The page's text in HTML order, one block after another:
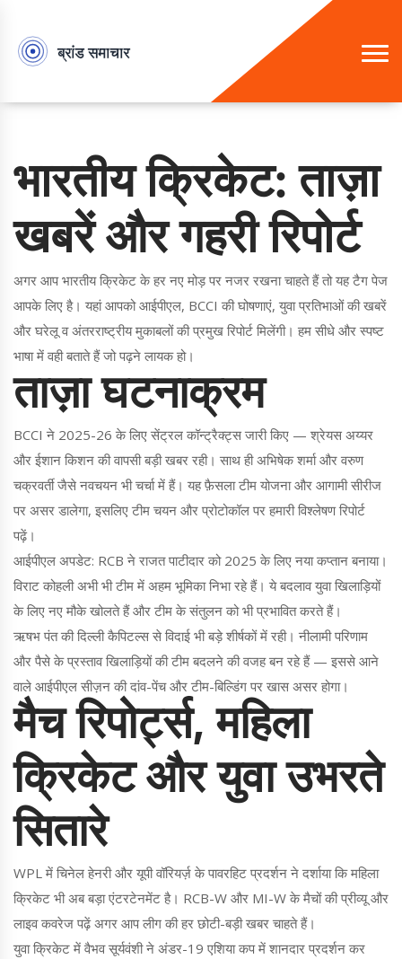
भारतीय क्रिकेट: ताज़ा
खबरें और गहरी रिपोर्ट
अगर आप भारतीय क्रिकेट के हर नए मोड़ पर नजर रखना चाहते हैं तो यह टैग पेज
आपके लिए है। यहां आपको आईपीएल, BCCI की घोषणाएं, युवा प्रतिभाओं की खबरें
और घरेलू व अंतरराष्ट्रीय मुकाबलों की प्रमुख रिपोर्ट मिलेंगी। हम सीधे और स्पष्ट
भाषा में वही बताते हैं जो पढ़ने लायक हो।
ताज़ा घटनाक्रम
BCCI ने 2025-26 के लिए सेंट्रल कॉन्ट्रैक्ट्स जारी किए — श्रेयस अय्यर
और ईशान किशन की वापसी बड़ी खबर रही। साथ ही अभिषेक शर्मा और वरुण
चक्रवर्ती जैसे नवचयन भी चर्चा में हैं। यह फ़ैसला टीम योजना और आगामी सीरीज
पर असर डालेगा, इसलिए टीम चयन और प्रोटोकॉल पर हमारी विश्लेषण रिपोर्ट
पढ़ें।
आईपीएल अपडेट: RCB ने राजत पाटीदार को 2025 के लिए नया कप्तान बनाया।
विराट कोहली अभी भी टीम में अहम भूमिका निभा रहे हैं। ये बदलाव युवा खिलाड़ियों
के लिए नए मौके खोलते हैं और टीम के संतुलन को भी प्रभावित करते हैं।
ऋषभ पंत की दिल्ली कैपिटल्स से विदाई भी बड़े शीर्षकों में रही। नीलामी परिणाम
और पैसे के प्रस्ताव खिलाड़ियों की टीम बदलने की वजह बन रहे हैं — इससे आने
वाले आईपीएल सीज़न की दांव-पेंच और टीम-बिल्डिंग पर खास असर होगा।
मैच रिपोर्ट्स, महिला
क्रिकेट और युवा उभरते
सितारे
WPL में चिनेल हेनरी और यूपी वॉरियर्ज़ के पावरहिट प्रदर्शन ने दर्शाया कि महिला
क्रिकेट भी अब बड़ा एंटरटेनमेंट है। RCB-W और MI-W के मैचों की प्रीव्यू और
लाइव कवरेज पढ़ें अगर आप लीग की हर छोटी-बड़ी खबर चाहते हैं।
युवा क्रिकेट में वैभव सूर्यवंशी ने अंडर-19 एशिया कप में शानदार प्रदर्शन कर